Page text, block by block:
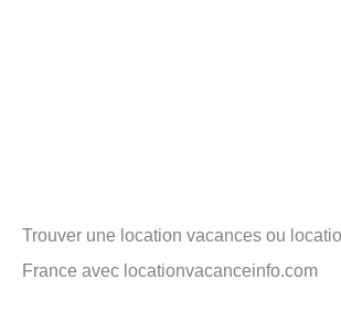
Trouver une location vacances ou
France avec locationvacanceinfo.com